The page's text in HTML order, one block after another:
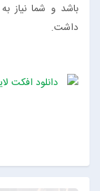
باشد و شما نیاز
داشت.